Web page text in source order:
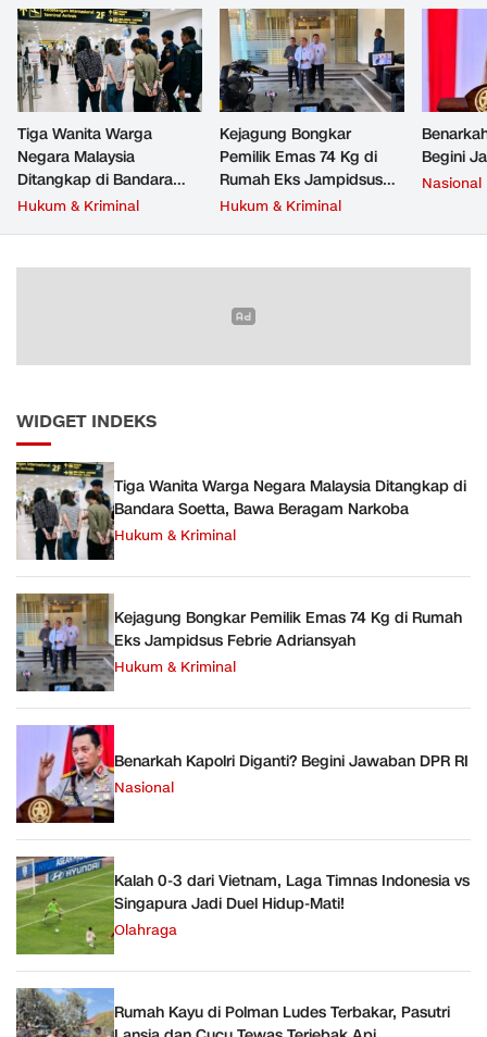
Tiga Wanita Warga
Negara Malaysia
Ditangkap di Bandara
Soetta, Bawa Beragam
Hukum & Kriminal
Kejagung Bongkar
Pemilik Emas 74 Kg di
Rumah Eks Jampidsus
Febrie Adriansyah
Hukum & Kriminal
Begini
Nasional
WIDGET INDEKS
Tiga Wanita Warga Negara Malaysia Ditangkap di
Bandara Soetta, Bawa Beragam Narkoba
Hukum & Kriminal
Kejagung Bongkar Pemilik Emas 74 Kg di Rumah
Eks Jampidsus Febrie Adriansyah
Hukum & Kriminal
Benarkah Kapolri Diganti? Begini Jawaban DPR RI
Nasional
Kalah 0-3 dari Vietnam, Laga Timnas Indonesia vs
Singapura Jadi Duel Hidup-Mati!
Olahraga
Rumah Kayu di Polman Ludes Terbakar, Pasutri